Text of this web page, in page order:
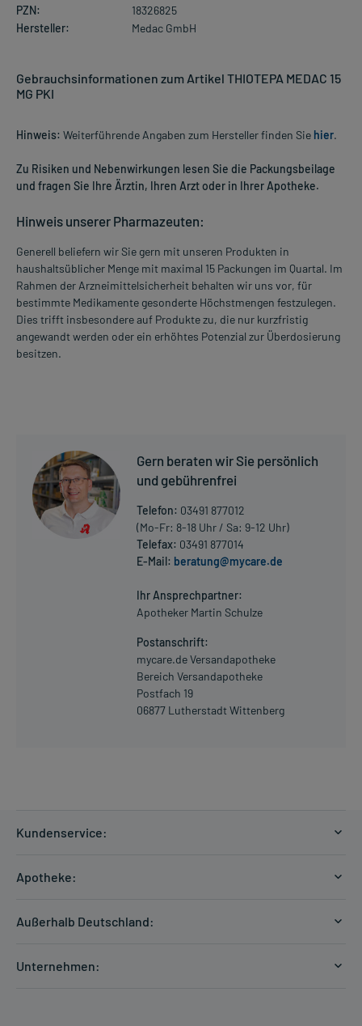
PZN:
18326825
Hersteller:
Medac GmbH
Gebrauchsinformationen zum Artikel THIOTEPA MEDAC 15
MG PKI
Hinweis: Weiterführende Angaben zum Hersteller finden Sie hier.
Zu Risiken und Nebenwirkungen lesen Sie die Packungsbeilage
und fragen Sie Ihre Ärztin, Ihren Arzt oder in Ihrer Apotheke.
Hinweis unserer Pharmazeuten:
Generell beliefern wir Sie gern mit unseren Produkten in
haushaltsüblicher Menge mit maximal 15 Packungen im Quartal. Im
Rahmen der Arzneimittelsicherheit behalten wir uns vor, für
bestimmte Medikamente gesonderte Höchstmengen festzulegen.
Dies trifft insbesondere auf Produkte zu, die nur kurzfristig
angewandt werden oder ein erhöhtes Potenzial zur Überdosierung
besitzen.
Gern beraten wir Sie persönlich
und gebührenfrei
Telefon: 03491 877012
(Mo-Fr: 8-18 Uhr / Sa: 9-12 Uhr)
Telefax: 03491 877014
E-Mail: beratung@mycare.de
Ihr Ansprechpartner:
Apotheker Martin Schulze
Postanschrift:
mycare.de Versandapotheke
Bereich Versandapotheke
Postfach 19
06877 Lutherstadt Wittenberg
Kundenservice:
Zahlungsarten
Hilfe
Apotheke:
Außerhalb Deutschland:
Unternehmen: